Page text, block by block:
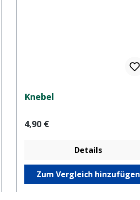
Knebel
Regulärer Preis:
4,90 €
Details
Zum Vergleich hinzufügen